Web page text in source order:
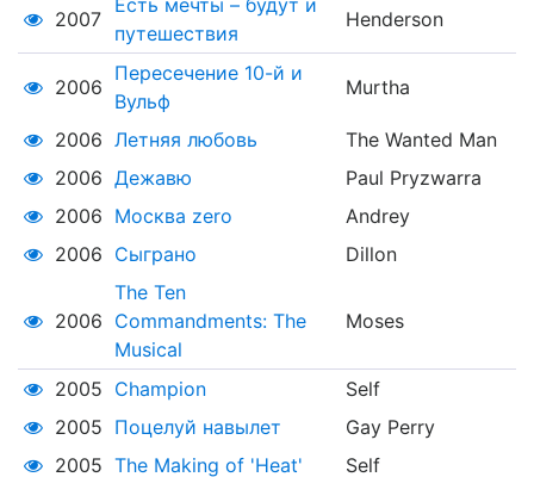
2007
Есть мечты – будут и
путешествия
Henderson
2006
Пересечение 10-й и
Вульф
Murtha
2006 Летняя любовь
The Wanted Man
2006 Дежавю
Paul Pryzwarra
2006 Москва zero
Andrey
2006 Сыграно Dillon
2006
The Ten
Commandments: The
Musical
Moses
2005 Champion
Self
2005 Поцелуй навылет
Gay Perry
2005 The Making of 'Heat' Self